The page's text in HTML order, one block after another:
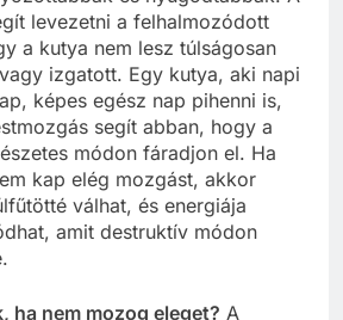
levezetni a felhalmozódott
a kutya nem lesz túlságosan
izgatott. Egy kutya, aki napi
képes egész nap pihenni is,
segít abban, hogy a
módon fáradjon el. Ha
kap elég mozgást, akkor
válhat, és energiája
amit destruktív módon
ha nem mozog eleget? A